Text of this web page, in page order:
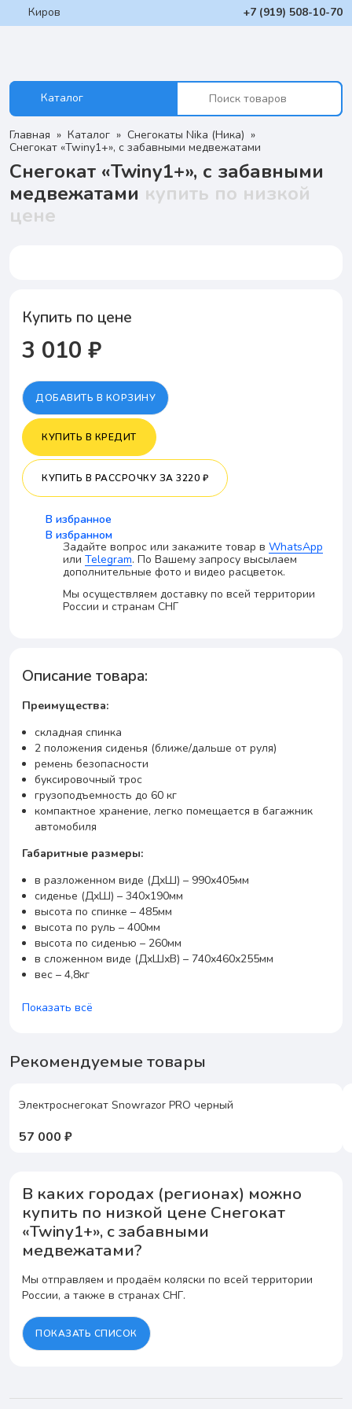
Киров +7 (919) 508-10-70
Каталог
Главная Каталог
Снегокаты Nika (Ника)
Снегокат «Twiny1+», с забавными медвежатами
Снегокат «Twiny1+», с забавными
медвежатами купить по низкой
цене
Купить по цене
3 010 ₽
ДОБАВИТЬ В КОРЗИНУ
КУПИТЬ В КРЕДИТ
КУПИТЬ В РАССРОЧКУ ЗА 3220 ₽
В избранное
В избранном
Задайте вопрос или закажите товар в WhatsApp
или Telegram. По Вашему запросу высылаем
дополнительные фото и видео расцветок.
Мы осуществляем доставку по всей территории
России и странам СНГ
Описание товара:
Преимущества:
складная спинка
2 положения сиденья (ближе/дальше от руля)
ремень безопасности
буксировочный трос
грузоподъемность до 60 кг
компактное хранение, легко помещается в багажник
автомобиля
Габаритные размеры:
в разложенном виде (ДхШ) – 990х405мм
сиденье (ДхШ) – 340х190мм
высота по спинке – 485мм
высота по руль – 400мм
высота по сиденью – 260мм
в сложенном виде (ДхШхВ) – 740х460х255мм
вес – 4,8кг
Показать всё
Рекомендуемые товары
Электроснегокат Snowrazor PRO черный
57 000 ₽
В каких городах (регионах) можно
купить по низкой цене Снегокат
«Twiny1+», с забавными
медвежатами?
Мы отправляем и продаём коляски по всей территории
России, а также в странах СНГ.
ПОКАЗАТЬ СПИСОК